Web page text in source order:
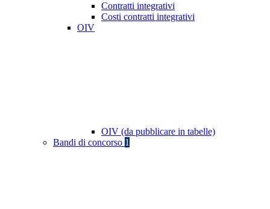
Contratti integrativi
Costi contratti integrativi
OIV
OIV (da pubblicare in tabelle)
Bandi di concorso 1